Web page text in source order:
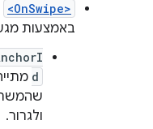
<OnSwipe>
באמצעות
d
ולגרור.